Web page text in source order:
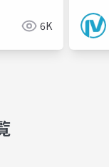
6K